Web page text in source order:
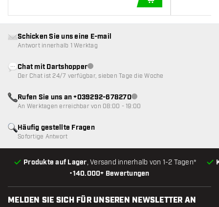
•140.000+ Bewertungen
Produkte auf Lager, Versand innerhalb von 1-2 Tagen*
Häufig gestellte Fragen
Sofortige Antwort
Schicken Sie uns eine E-mail
Antwort innerhalb 1 Werktag
Chat mit DartshopperKundenservice nicht verfügbar
Der Chat ist 24/7 verfügbar, sieben Tage die Woche
Rufen Sie uns an +039292-678270Kundenservice nicht
An Werktagen erreichbar von 08:00 - 19:00
MELDEN SIE SICH FÜR UNSEREN NEWSLETTER AN